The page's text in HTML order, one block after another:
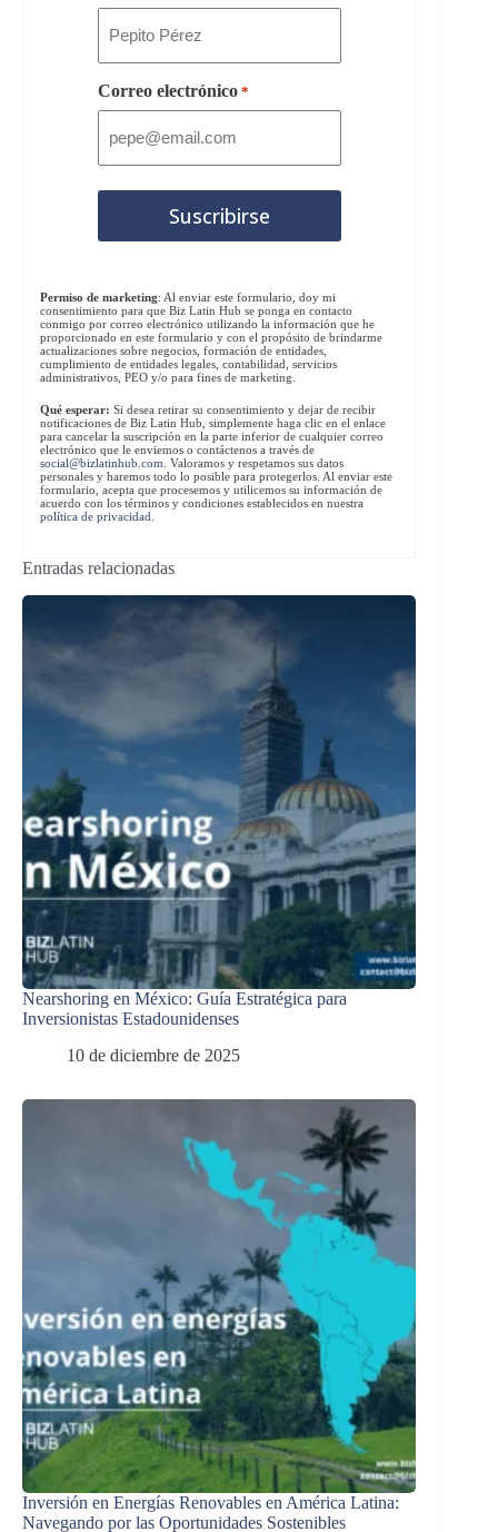
Correo electrónico *
Permiso de marketing: Al enviar este formulario, doy mi
consentimiento para que Biz Latin Hub se ponga en contacto
conmigo por correo electrónico utilizando la información que he
proporcionado en este formulario y con el propósito de brindarme
actualizaciones sobre negocios, formación de entidades,
cumplimiento de entidades legales, contabilidad, servicios
administrativos, PEO y/o para fines de marketing.
Qué esperar: Si desea retirar su consentimiento y dejar de recibir
notificaciones de Biz Latin Hub, simplemente haga clic en el enlace
para cancelar la suscripción en la parte inferior de cualquier correo
electrónico que le enviemos o contáctenos a través de
social@bizlatinhub.com . Valoramos y respetamos sus datos
personales y haremos todo lo posible para protegerlos. Al enviar este
formulario, acepta que procesemos y utilicemos su información de
acuerdo con los términos y condiciones establecidos en nuestra
política de privacidad
Entradas relacionadas
Nearshoring en México: Guía Estratégica para
Inversionistas Estadounidenses
10 de diciembre de 2025
Inversión en Energías Renovables en América Latina:
Navegando por las Oportunidades Sostenibles